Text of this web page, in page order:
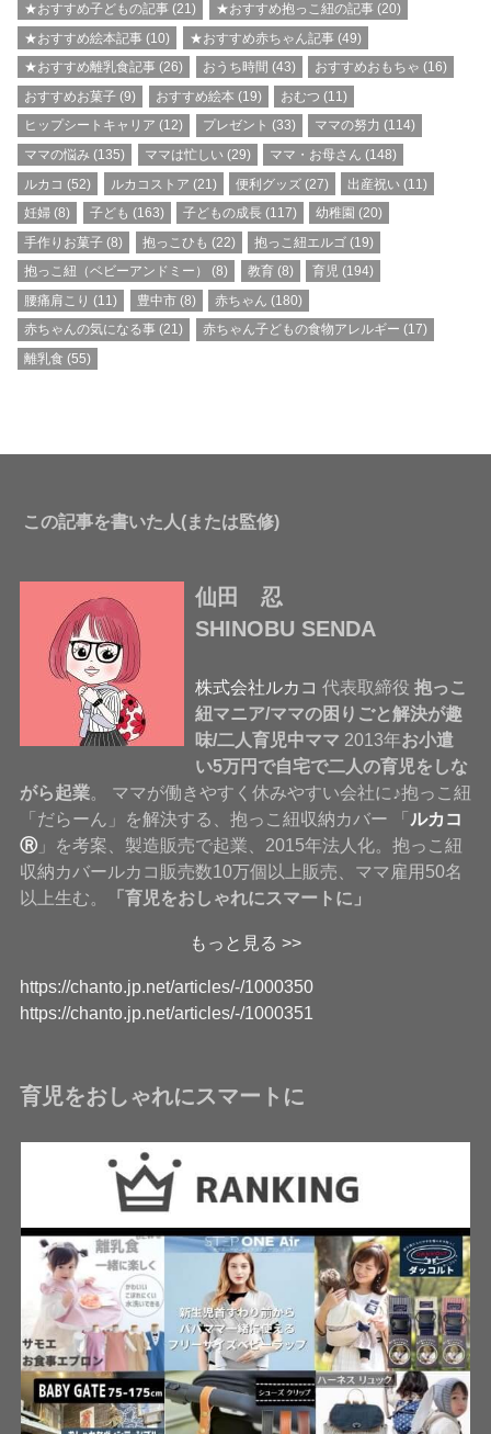
★おすすめ子どもの記事 (21) ★おすすめ抱っこ紐の記事(20)
★おすすめ絵本記事 (10) ★おすすめ赤ちゃん記事(49)
★おすすめ離乳食記事 (26) おうち時間 (43) おすすめおもちゃ (16)
おすすめお菓子 (9) おすすめ絵本 (19) おむつ (11)
ヒップシートキャリア (12) プレゼント (33) ママの努力 (114)
ママの悩み (135) ママは忙しい(29) ママ・お母さん (148)
ルカコ (52) ルカコストア (21) 便利グッズ(27) 出産祝い (11)
妊婦 (8) 子ども (163) 子どもの成長(117) 幼稚園 (20)
手作りお菓子 (8) 抱っこひも (22) 抱っこ紐エルゴ(19)
抱っこ紐（ベビーアンドミー）
(8) 教育(8) 育児 (194)
腰痛肩こり (11) 豊中市(8) 赤ちゃん (180)
赤ちゃんの気になる事 (21) 赤ちゃん子どもの食物アレルギー (17)
離乳食 (55)
この記事を書いた人(または監修)
仙田 忍
SHINOBU SENDA
株式会社ルカコ 代表取締役抱っこ
紐マニア/ママの困りごと解決が趣
味/二人育児中ママ 2013年お小遣
い5万円で自宅で二人の育児をしな
がら起業。 ママが働きやすく休みやすい会社に♪抱っこ紐
「だらーん」を解決する、抱っこ紐収納カバー 「ルカコ
Ⓡ」を考案、製造販売で起業、2015年法人化。抱っこ紐
収納カバールカコ販売数10万個以上販売、ママ雇用50名
以上生む。
「育児をおしゃれにスマートに」
もっと見る >>
https://chanto.jp.net/articles/-/1000350
https://chanto.jp.net/articles/-/1000351
育児をおしゃれにスマートに